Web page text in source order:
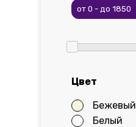
Цвет
Бежевый
Белый